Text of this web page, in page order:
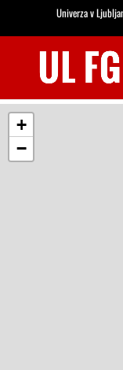
Univerza v
+
−